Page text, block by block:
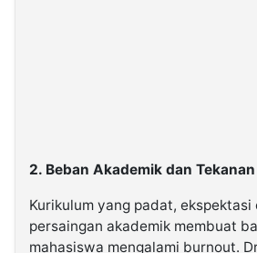
2. Beban Akademik dan
Kurikulum yang padat, ekspektasi
persaingan akademik membuat
mahasiswa mengalami burnout.